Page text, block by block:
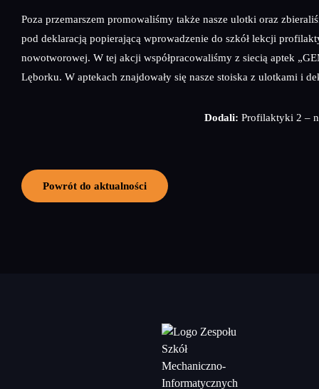
Poza przemarszem promowaliśmy także nasze ulotki oraz
pod deklaracją popierającą wprowadzenie do szkół lekcji
nowotworowej. W tej akcji współpracowaliśmy z siecią aptek
Lęborku. W aptekach znajdowały się nasze stoiska z ulotkami i
Dodali: Profilaktyki 2 –
Powrót do aktualności